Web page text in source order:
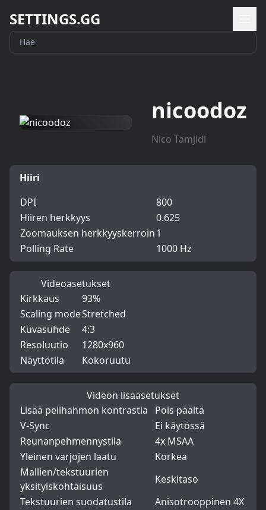
SETTINGS.GG
nicoodoz
Nico Tamjidi
Hiiri
DPI
800
Hiiren herkkyys
0.625
Zoomauksen herkkyyskerroin1
Polling Rate
1000 Hz
Videoasetukset
Kirkkaus
93%
Scaling modeStretched
Kuvasuhde
4:3
Resoluutio
1280x960
Näyttötila
Kokoruutu
Videon lisäasetukset
Lisää pelihahmon kontrastia
Pois päältä
V-Sync
Ei käytössä
Reunanpehmennystila
4x MSAA
Yleinen varjojen laatu
Korkea
Mallien/tekstuurien
yksityiskohtaisuus
Keskitaso
Tekstuurien suodatustila
Anisotrooppinen 4X